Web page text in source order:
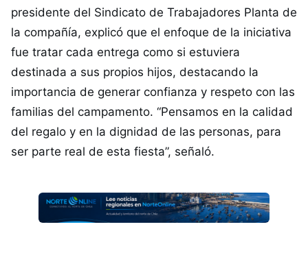
presidente del Sindicato de Trabajadores Planta de
la compañía, explicó que el enfoque de la iniciativa
fue tratar cada entrega como si estuviera
destinada a sus propios hijos, destacando la
importancia de generar confianza y respeto con las
familias del campamento. “Pensamos en la calidad
del regalo y en la dignidad de las personas, para
ser parte real de esta fiesta”, señaló.